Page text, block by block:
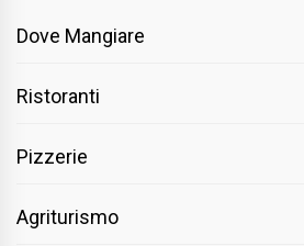
Dove Mangiare
Ristoranti
Pizzerie
Agriturismo